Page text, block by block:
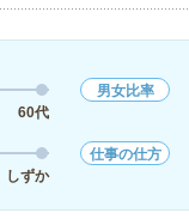
60代
男女比率
しずか
仕事の仕方